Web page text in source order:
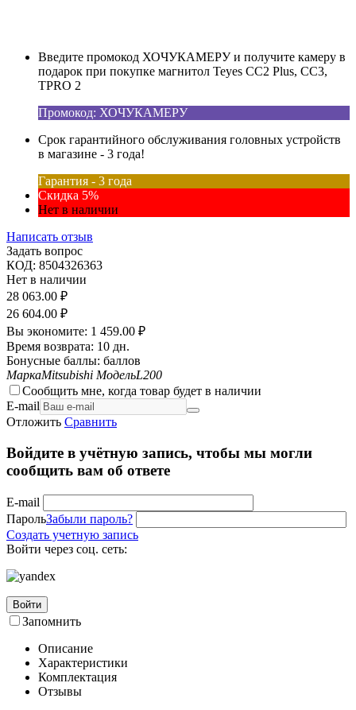
Введите промокод ХОЧУКАМЕРУ и получите камеру в
подарок при покупке магнитол Teyes CC2 Plus, CC3,
TPRO 2
Промокод: ХОЧУКАМЕРУ
Срок гарантийного обслуживания головных устройств
в магазине - 3 года!
Гарантия - 3 года
Скидка 5%
Нет в наличии
Написать отзыв
Задать вопрос
КОД: 8504326363
Нет в наличии
28 063.00 ₽
26 604.00 ₽
Вы экономите: 1 459.00 ₽
Время возврата: 10 дн.
Бонусные баллы: баллов
МаркаMitsubishi МодельL200
Сообщить мне, когда товар будет в наличии
E-mail
Отложить Сравнить
Войдите в учётную запись, чтобы мы могли
сообщить вам об ответе
E-mail
ПарольЗабыли пароль?
Создать учетную запись
Войти через соц. сеть:
Войти
Запомнить
Описание
Характеристики
Комплектация
Отзывы